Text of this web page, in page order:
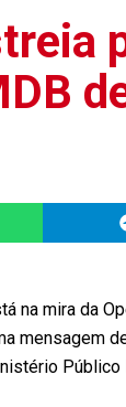
na mira da
mensagem
Público